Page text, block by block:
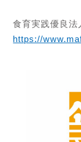
食育実践優良法
https://